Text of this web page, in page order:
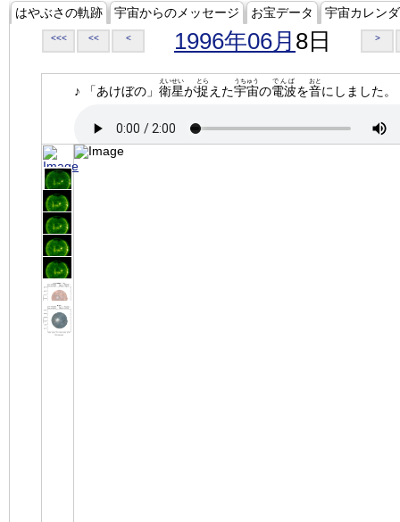
はやぶさの軌跡 宇宙からのメッセージ お宝データ 宇宙カレン
<<< << < 1996年06月 8日 >
♪ 「あけぼの」 衛星
えいせい
が捉
とら
えた宇宙
うちゅう
の電波
でんぱ
を音
おと
にしました。